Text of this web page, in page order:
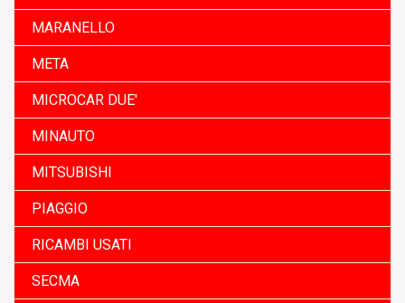
MARANELLO
META
MICROCAR DUE'
MINAUTO
MITSUBISHI
PIAGGIO
RICAMBI USATI
SECMA